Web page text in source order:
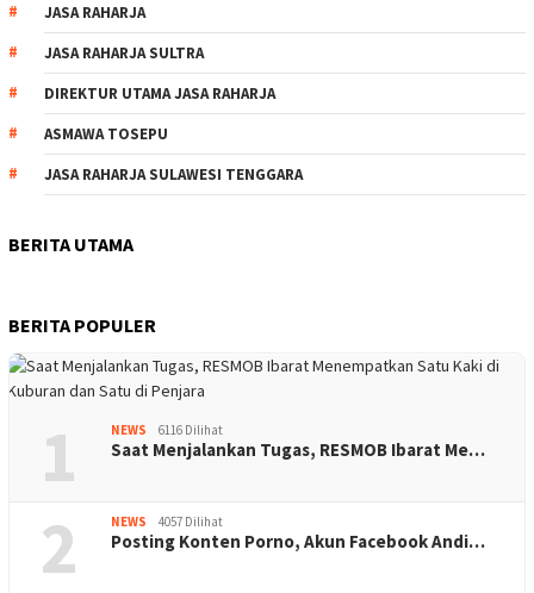
JASA RAHARJA
JASA RAHARJA SULTRA
DIREKTUR UTAMA JASA RAHARJA
ASMAWA TOSEPU
JASA RAHARJA SULAWESI TENGGARA
BERITA UTAMA
BERITA POPULER
1 NEWS 6116 Dilihat
Saat Menjalankan Tugas, RESMOB Ibarat Me…
2 NEWS 4057 Dilihat
Posting Konten Porno, Akun Facebook Andi…